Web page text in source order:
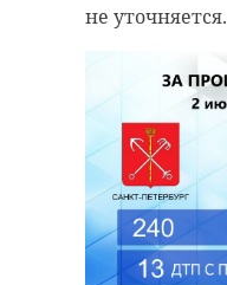
не уточняется.